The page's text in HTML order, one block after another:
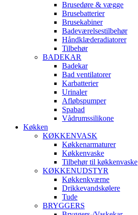
Brusedøre & vægge
Brusebatterier
Brusekabiner
Badeværelsestilbehør
Håndklæderadiatorer
Tilbehør
BADEKAR
Badekar
Bad ventilatorer
Karbatterier
Urinaler
Afløbspumper
Spabad
Vådrumssilikone
Køkken
KØKKENVASK
Køkkenarmaturer
Køkkenvaske
Tilbehør til køkkenvaske
KØKKENUDSTYR
Køkkenkværne
Drikkevandskølere
Tude
BRYGGERS